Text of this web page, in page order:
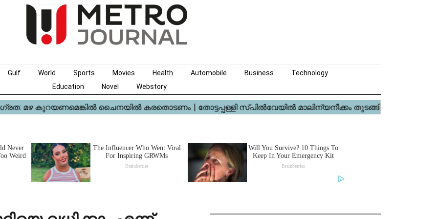
Gulf World Sports Movies Health Automobile Business
Technology
Education
Novel Webstory